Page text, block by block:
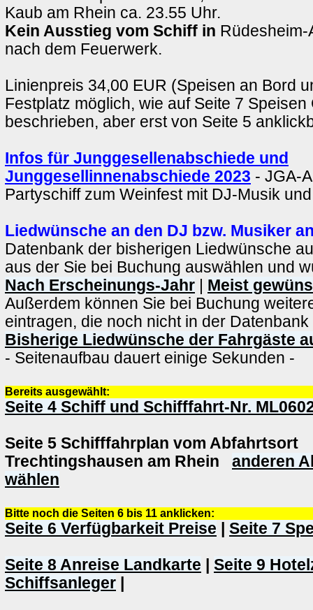
Kaub am Rhein ca. 23.55 Uhr.
Kein Ausstieg vom Schiff in
nach dem Feuerwerk.
Linienpreis 34,00 EUR (Speisen an Bord
Festplatz möglich, wie auf Seite 7 Speisen
beschrieben, aber erst von Seite 5
Infos für Junggesellenabschiede und
Junggesellinnenabschiede 2023 - JGA-
Partyschiff zum Weinfest mit DJ-Musik
Liedwünsche an den DJ bzw. Musiker
Datenbank der bisherigen Liedwünsche
aus der Sie bei Buchung auswählen und
Nach Erscheinungs-Jahr
Meist
Außerdem können Sie bei Buchung
eintragen, die noch nicht in der Datenbank
Bisherige Liedwünsche der Fahrgäste
- Seitenaufbau dauert einige Sekunden -
Bereits ausgewählt:
Seite 4 Schiff und Schifffahrt-Nr.
Seite 5 Schifffahrplan vom Abfahrtsort
Trechtingshausen am Rhein anderen
wählen
Bitte noch die Seiten 6 bis 11 anklicken:
Seite 6 Verfügbarkeit Preise Seite 7
Seite 8 Anreise Landkarte
Seite 9
Schiffsanleger